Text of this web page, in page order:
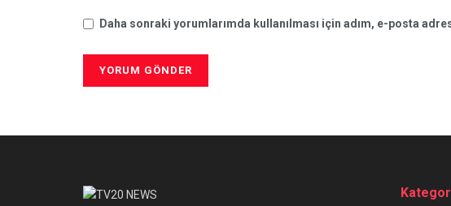
Daha sonraki yorumlarımda kullanılması için adım, e-posta